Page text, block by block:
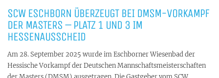
SCW ESCHBORN ÜBERZEUGT BEI DMSM-VORKAMPF
DER MASTERS – PLATZ 1 UND 3 IM
HESSENAUSSCHEID
Am 28. September 2025 wurde im Eschborner Wiesenbad der
Hessische Vorkampf der Deutschen Mannschaftsmeisterschaften